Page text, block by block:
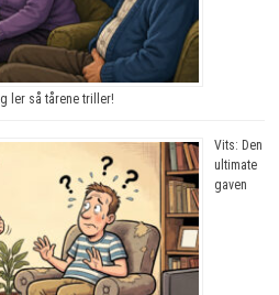
ler så tårene triller!
Vits: Den
ultimate
gaven